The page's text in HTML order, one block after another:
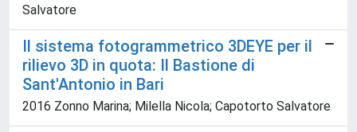
Salvatore
Il sistema fotogrammetrico 3DEYE per il
rilievo 3D in quota: Il Bastione di
Sant'Antonio in Bari
2016 Zonno Marina; Milella Nicola; Capotorto Salvatore